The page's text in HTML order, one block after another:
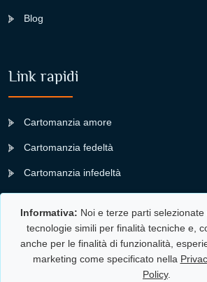
Blog
Link rapidi
Cartomanzia amore
Cartomanzia fedeltà
Cartomanzia infedeltà
Cartomanzia sogni
Cartomanzia lavoro
Informativa: Noi e terze parti
tecnologie simili per finalità tecniche e,
anche per le finalità di funzionalità,
marketing come specificato nella
Policy.